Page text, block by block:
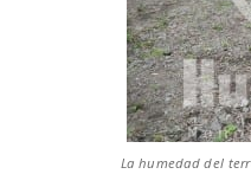
La humedad del